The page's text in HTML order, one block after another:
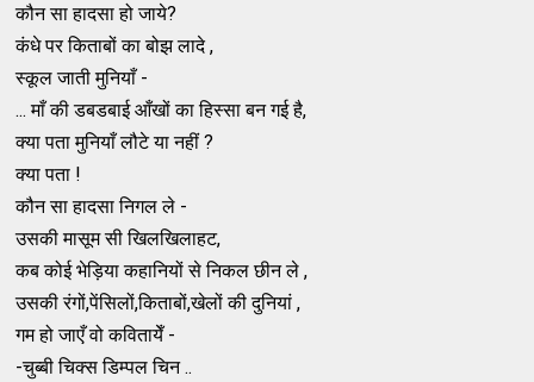
कौन सा हादसा हो जाये?
कंधे पर किताबों का बोझ लादे ,
स्कूल जाती मुनियाँ -
... माँ की डबडबाई आँखों का हिस्सा बन गई है,
क्या पता मुनियाँ लौटे या नहीं ?
क्या पता !
कौन सा हादसा निगल ले -
उसकी मासूम सी खिलखिलाहट,
कब कोई भेड़िया कहानियों से निकल छीन ले ,
उसकी रंगों,पेंसिलों,किताबों,खेलों की दुनियां ,
गम हो जाएँ वो कवितायेँ -
-चुब्बी चिक्स डिम्पल चिन ..